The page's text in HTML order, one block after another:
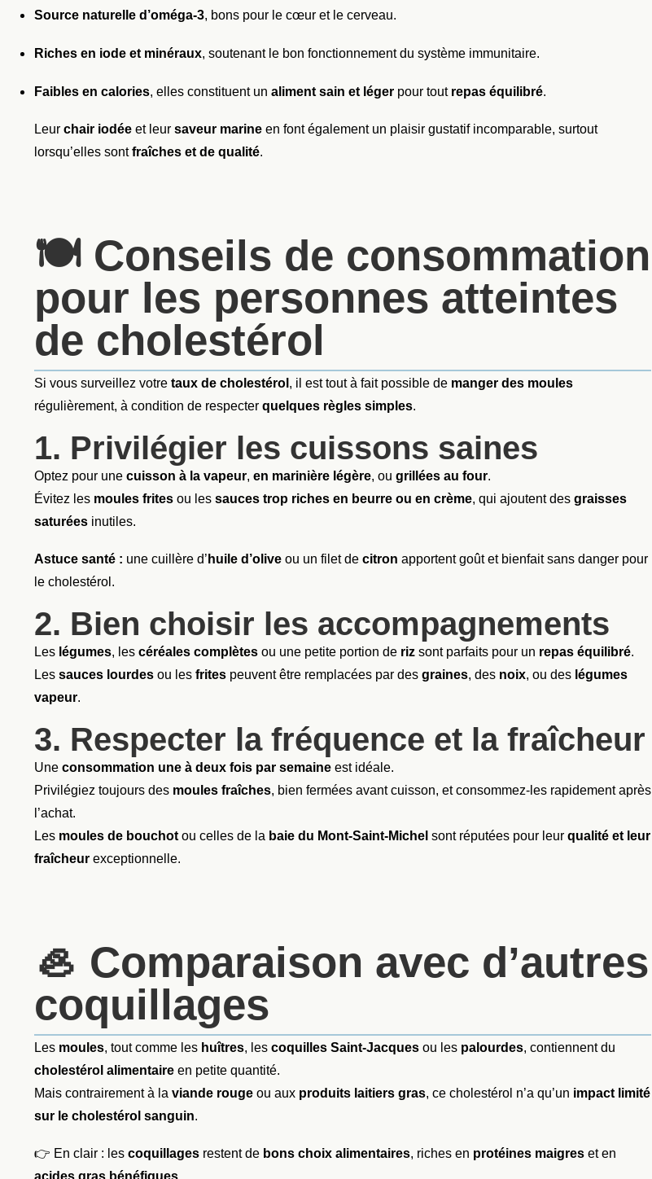
Source naturelle d’oméga-3, bons pour le cœur et le cerveau.
Riches en iode et minéraux, soutenant le bon fonctionnement du système immunitaire.
Faibles en calories, elles constituent un aliment sain et léger pour tout repas équilibré.
Leur chair iodée et leur saveur marine en font également un plaisir gustatif incomparable, surtout
lorsqu’elles sontfraîches et de qualité.
🍽️ Conseils de consommation
pour les personnes atteintes
de cholestérol
Si vous surveillez votre taux de cholestérol, il est tout à fait possible de manger des moules
régulièrement, à condition de respecter quelques règles simples.
1. Privilégier les cuissons saines
Optez pour une cuisson à la vapeur, en marinière légère, ou grillées au four.
Évitez les moules frites ou les sauces trop riches en beurre ou en crème, qui ajoutent des graisses
saturées inutiles.
Astuce santé : une cuillère d’huile d’olive ou un filet de citron apportent goût et bienfait sans danger pour
le cholestérol.
2. Bien choisir les accompagnements
Les légumes, les céréales complètes ou une petite portion de riz sont parfaits pour un repas équilibré.
Les sauces lourdes ou les frites peuvent être remplacées par des graines, des noix, ou des légumes
vapeur.
3. Respecter la fréquence et la fraîcheur
Une consommation une à deux fois par semaine est idéale.
Privilégiez toujours des moules fraîches, bien fermées avant cuisson, et consommez-les rapidement après
l’achat.
Les moules de bouchot ou celles de la baie du Mont-Saint-Michel sont réputées pour leur qualité et leur
fraîcheur exceptionnelle.
🦪 Comparaison avec d’autres
coquillages
Les moules, tout comme les huîtres, les coquilles Saint-Jacques ou les palourdes, contiennent du
cholestérol alimentaire en petite quantité.
Mais contrairement à la viande rouge ou aux produits laitiers gras, ce cholestérol n’a qu’un impact limité
sur le cholestérol sanguin.
👉 En clair : les coquillages restent de bons choix alimentaires, riches en protéines maigres et en
acides gras bénéfiques